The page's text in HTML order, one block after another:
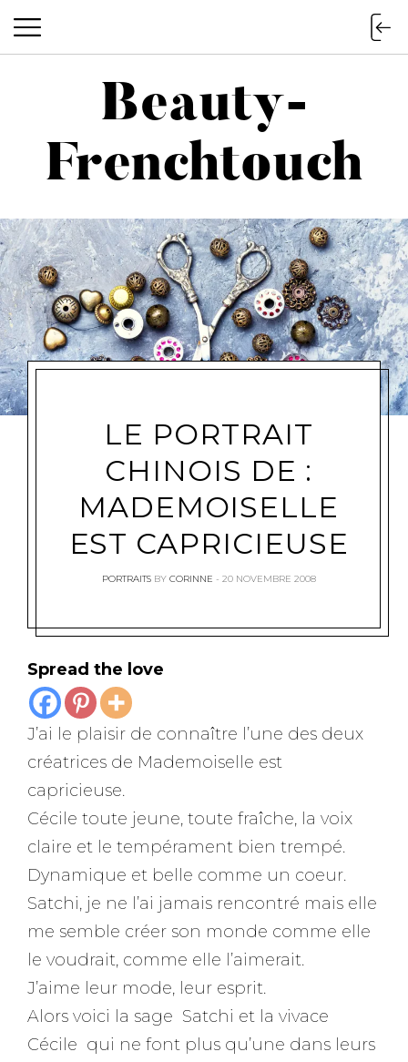
Beauty-Frenchtouch
Beauty-
Frenchtouch
LE PORTRAIT
CHINOIS DE :
MADEMOISELLE
EST CAPRICIEUSE
PORTRAITS BY CORINNE 20 NOVEMBRE 2008
Spread the love
J’ai le plaisir de connaître l’une des deux
créatrices de Mademoiselle est
capricieuse.
Cécile toute jeune, toute fraîche, la voix
claire et le tempérament bien trempé.
Dynamique et belle comme un coeur.
Satchi, je ne l’ai jamais rencontré mais elle
me semble créer son monde comme elle
le voudrait, comme elle l’aimerait.
J’aime leur mode, leur esprit.
Alors voici la sage Satchi et la vivace
Cécile qui ne font plus qu’une dans leurs